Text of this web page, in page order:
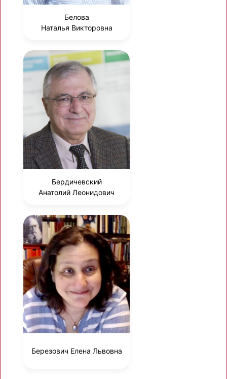
Белова
Наталья Викторовна
Бердичевский
Анатолий Леонидович
Березович Елена Львовна